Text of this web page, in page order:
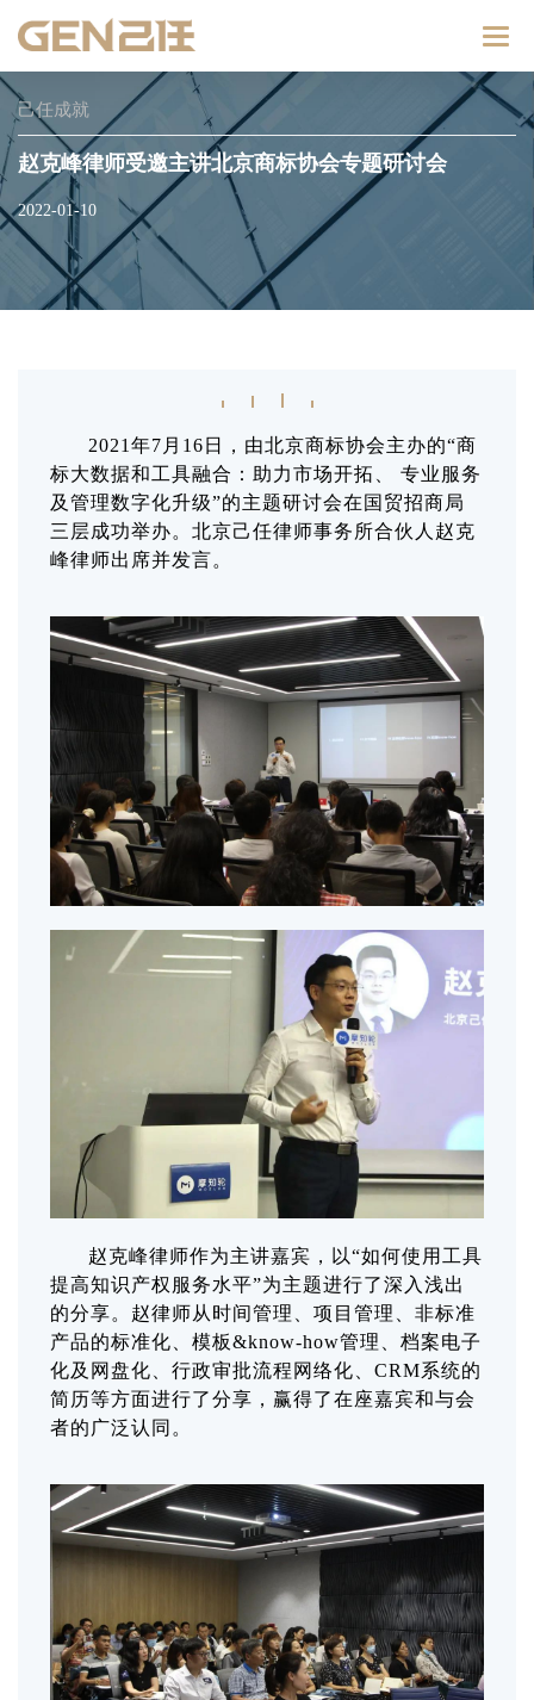
己任成就
赵克峰律师受邀主讲北京商标协会专题研讨会
2022-01-10
2021年7月16日，由北京商标协会主办的“商
标大数据和工具融合：助力市场开拓、 专业服务
及管理数字化升级”的主题研讨会在国贸招商局
三层成功举办。北京己任律师事务所合伙人赵克
峰律师出席并发言。
赵克峰律师作为主讲嘉宾，以“如何使用工具
提高知识产权服务水平”为主题进行了深入浅出
的分享。赵律师从时间管理、项目管理、非标准
产品的标准化、模板&know-how管理、档案电子
化及网盘化、行政审批流程网络化、CRM系统的
简历等方面进行了分享，赢得了在座嘉宾和与会
者的广泛认同。